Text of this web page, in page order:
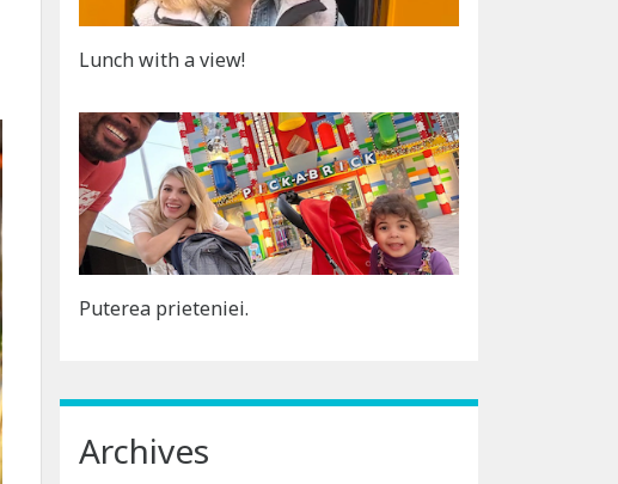
Lunch with a view!
Puterea prieteniei.
Archives